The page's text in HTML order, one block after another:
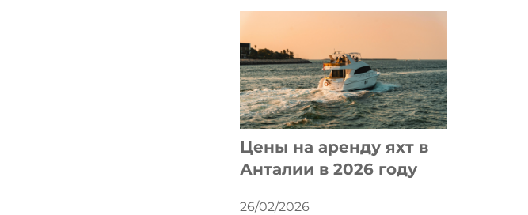
Цены на аренду яхт в
Анталии в 2026 году
26/02/2026